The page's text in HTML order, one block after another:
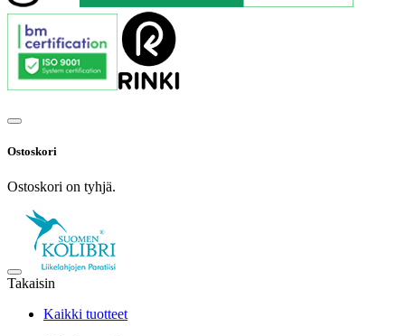
Ostoskori
Ostoskori on tyhjä.
Takaisin
Kaikki tuotteet